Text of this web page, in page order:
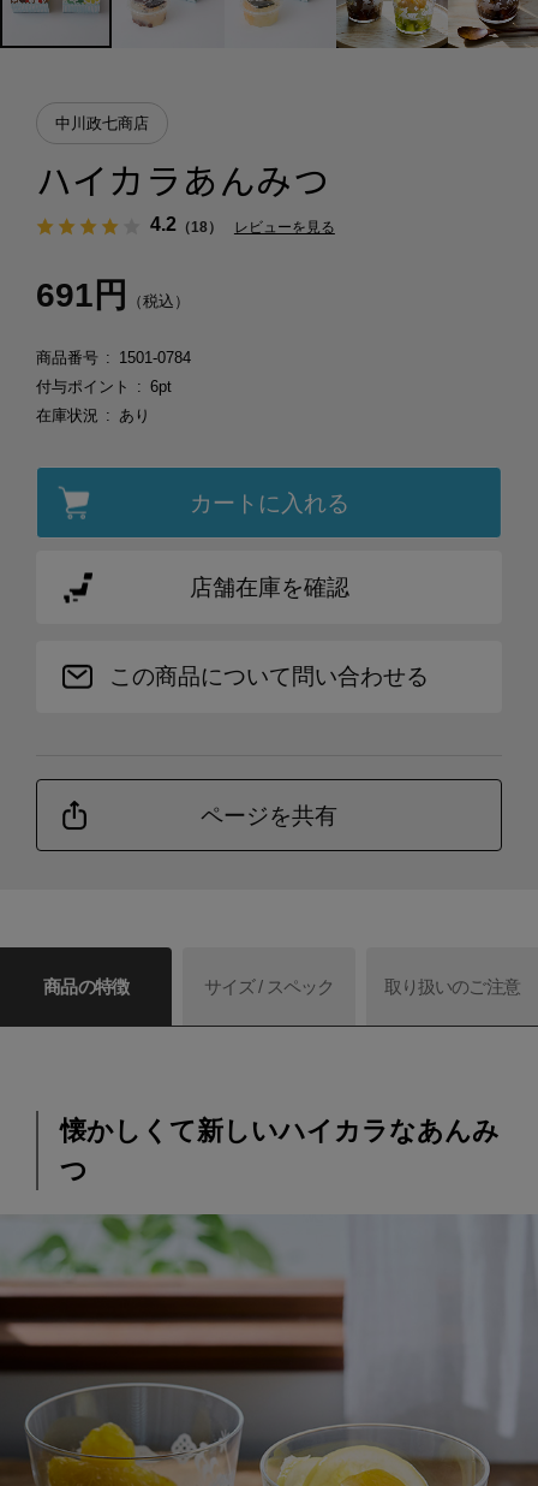
中川政七商店
ハイカラあんみつ
4.2（18） レビューを見る
691円 （税込）
商品番号
1501-0784
付与ポイント
6pt
在庫状況
あり
カートに入れる
店舗在庫を確認
この商品について問い合わせる
ページを共有
商品の特徴 サイズ / スペック 取り扱いのご注意
懐かしくて新しいハイカラなあんみ
つ